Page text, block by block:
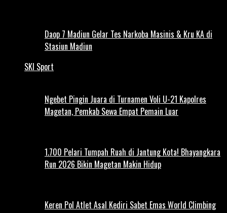
Daop 7 Madiun Gelar Tes Narkoba Masinis & Kru KA di
Stasiun Madiun
SKI Sport
Ngebet Pingin Juara di Turnamen Voli U-21 Kapolres
Magetan, Pemkab Sewa Empat Pemain Luar
1.700 Pelari Tumpah Ruah di Jantung Kota! Bhayangkara
Run 2026 Bikin Magetan Makin Hidup
Keren Pol Atlet Asal Kediri Sabet Emas World Climbing